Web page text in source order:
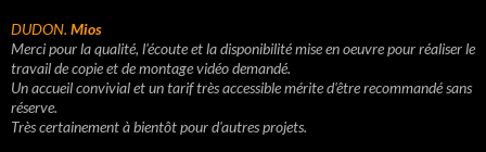
DUDON. Mios
Merci pour la qualité, l'écoute et la disponibilité mise en oeuvre pour réaliser le
travail de copie et de montage vidéo demandé.
Un accueil convivial et un tarif très accessible mérite d'être recommandé sans
réserve.
Très certainement à bientôt pour d'autres projets.